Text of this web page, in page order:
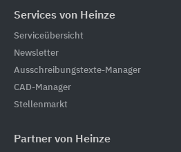
Services von Heinze
Serviceübersicht
Newsletter
Ausschreibungstexte-Manager
CAD-Manager
Stellenmarkt
Partner von Heinze